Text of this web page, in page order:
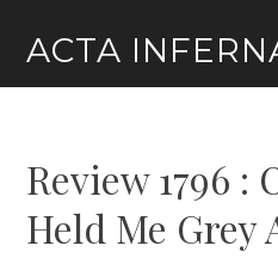
content
ACTA
Review 1796 :
Held Me Grey